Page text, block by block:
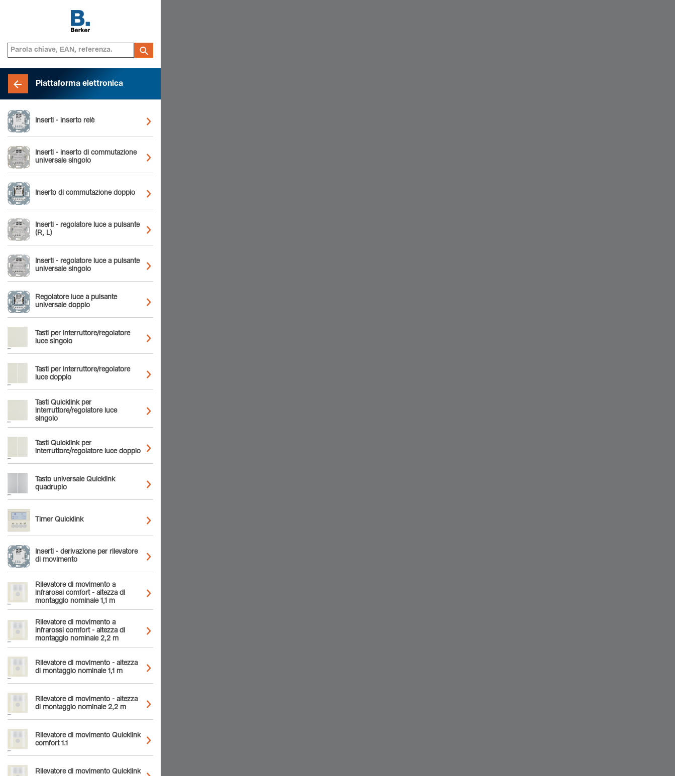
Piattaforma elettronica
Inserti - inserto relè
Inserti - inserto di commutazione
universale singolo
Inserto di commutazione doppio
Inserti - regolatore luce a pulsante
(R, L)
Inserti - regolatore luce a pulsante
universale singolo
Regolatore luce a pulsante
universale doppio
Tasti per interruttore/regolatore
luce singolo
Tasti per interruttore/regolatore
luce doppio
Tasti Quicklink per
interruttore/regolatore luce
singolo
Tasti Quicklink per
interruttore/regolatore luce doppio
Tasto universale Quicklink
quadruplo
Timer Quicklink
Inserti - derivazione per rilevatore
di movimento
Rilevatore di movimento a
infrarossi comfort - altezza di
montaggio nominale 1,1 m
Rilevatore di movimento a
infrarossi comfort - altezza di
montaggio nominale 2,2 m
Rilevatore di movimento - altezza
di montaggio nominale 1,1 m
Rilevatore di movimento - altezza
di montaggio nominale 2,2 m
Rilevatore di movimento Quicklink
comfort 1.1
Rilevatore di movimento Quicklink